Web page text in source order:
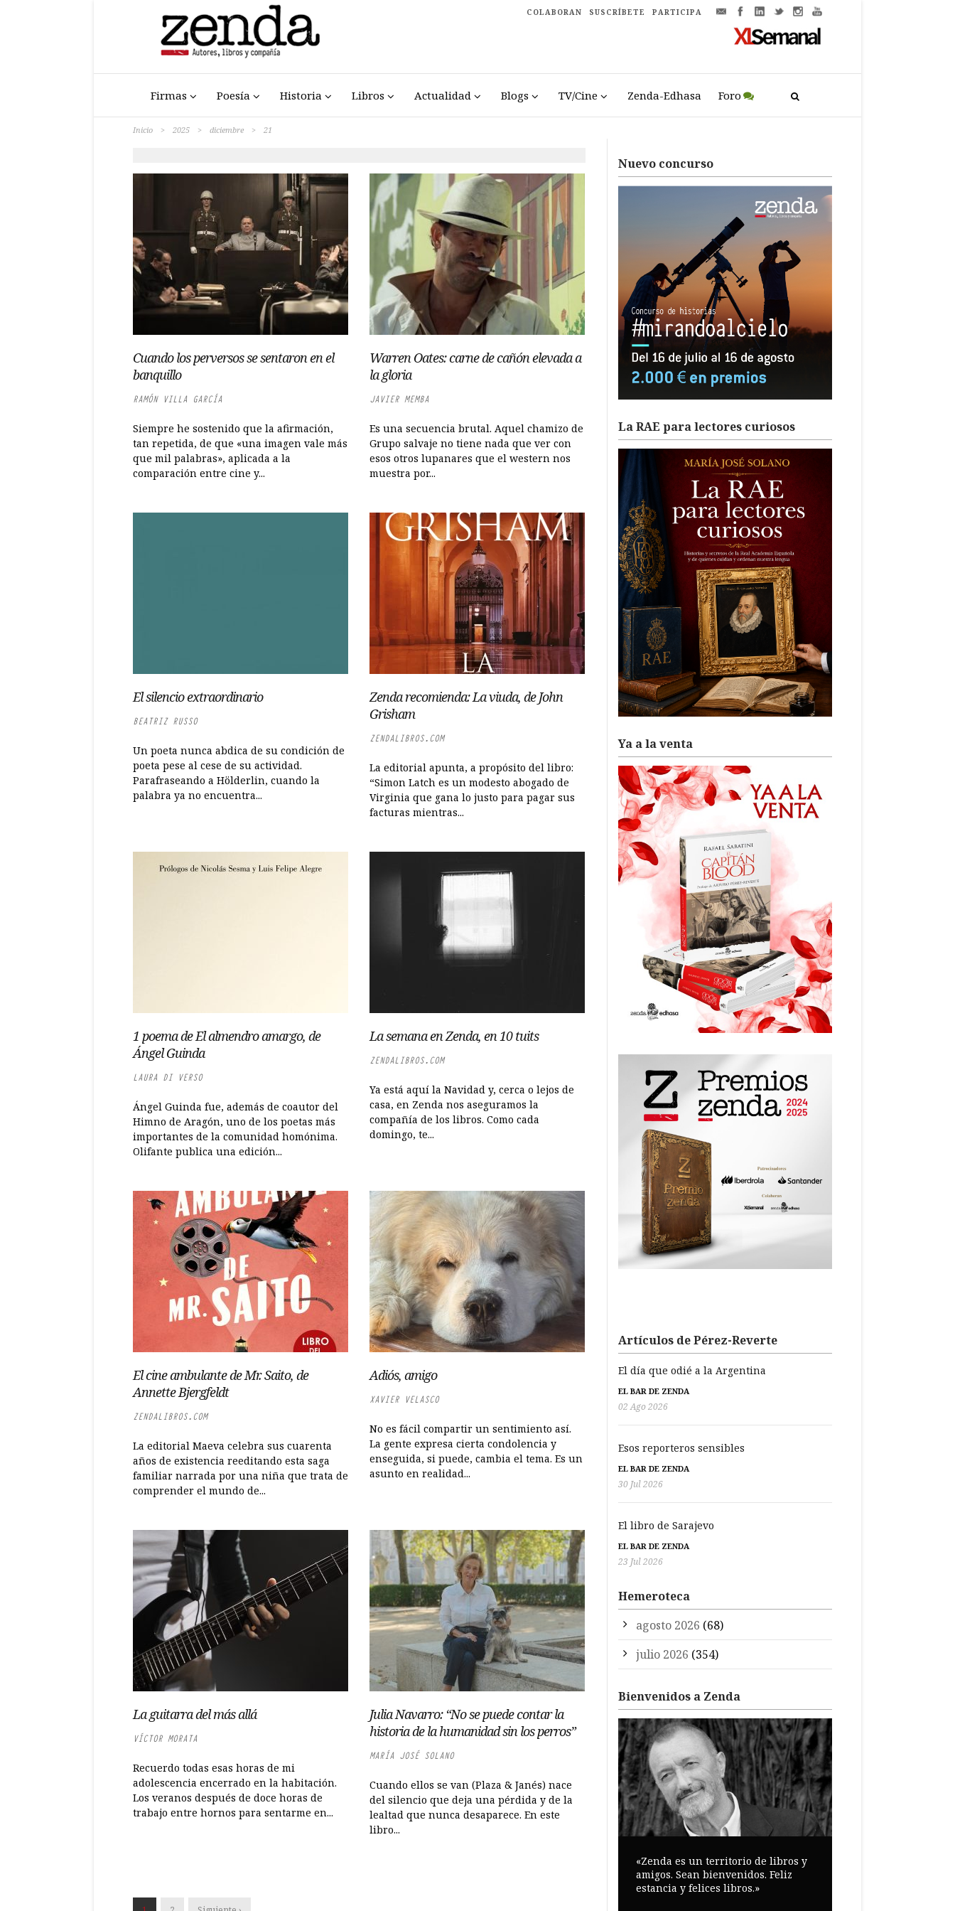
COLABORAN SUSCRÍBETE PARTICIPA
Firmas Poesía Historia Libros Actualidad Blogs TV/Cine Zenda-Edhasa Foro
Inicio > 2025 > diciembre > 21
Cuando los perversos se sentaron en el
banquillo
RAMÓN VILLA GARCÍA
Siempre he sostenido que la afirmación,
tan repetida, de que «una imagen vale más
que mil palabras», aplicada a la
comparación entre cine y...
Warren Oates: carne de cañón elevada a
la gloria
JAVIER MEMBA
Es una secuencia brutal. Aquel chamizo de
Grupo salvaje no tiene nada que ver con
esos otros lupanares que el western nos
muestra por...
El silencio extraordinario
BEATRIZ RUSSO
Un poeta nunca abdica de su condición de
poeta pese al cese de su actividad.
Parafraseando a Hölderlin, cuando la
palabra ya no encuentra...
Zenda recomienda: La viuda, de John
Grisham
ZENDALIBROS.COM
La editorial apunta, a propósito del libro:
“Simon Latch es un modesto abogado de
Virginia que gana lo justo para pagar sus
facturas mientras...
1 poema de El almendro amargo, de
Ángel Guinda
LAURA DI VERSO
Ángel Guinda fue, además de coautor del
Himno de Aragón, uno de los poetas más
importantes de la comunidad homónima.
Olifante publica una edición...
La semana en Zenda, en 10 tuits
ZENDALIBROS.COM
Ya está aquí la Navidad y, cerca o lejos de
casa, en Zenda nos aseguramos la
compañía de los libros. Como cada
domingo, te...
El cine ambulante de Mr. Saito, de
Annette Bjergfeldt
ZENDALIBROS.COM
La editorial Maeva celebra sus cuarenta
años de existencia reeditando esta saga
familiar narrada por una niña que trata de
comprender el mundo de...
Adiós, amigo
XAVIER VELASCO
No es fácil compartir un sentimiento así.
La gente expresa cierta condolencia y
enseguida, si puede, cambia el tema. Es un
asunto en realidad...
La guitarra del más allá
VÍCTOR MORATA
Recuerdo todas esas horas de mi
adolescencia encerrado en la habitación.
Los veranos después de doce horas de
trabajo entre hornos para sentarme en...
Julia Navarro: “No se puede contar la
historia de la humanidad sin los perros”
MARÍA JOSÉ SOLANO
Cuando ellos se van (Plaza & Janés) nace
del silencio que deja una pérdida y de la
lealtad que nunca desaparece. En este
libro...
Nuevo concurso
La RAE para lectores curiosos
Ya a la venta
Artículos de Pérez-Reverte
El día que odié a la Argentina
EL BAR DE ZENDA
02 Ago 2026
Esos reporteros sensibles
EL BAR DE ZENDA
30 Jul 2026
El libro de Sarajevo
EL BAR DE ZENDA
23 Jul 2026
Hemeroteca
agosto 2026 (68)
julio 2026 (354)
Bienvenidos a Zenda
«Zenda es un territorio de libros y
amigos. Sean bienvenidos. Feliz
estancia y felices libros.»